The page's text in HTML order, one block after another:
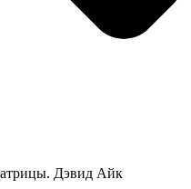
Дэвид Айк